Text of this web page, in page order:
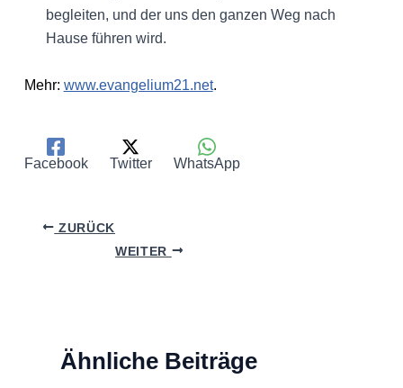
begleiten, und der uns den ganzen Weg nach
Hause führen wird.
Mehr: www.evangelium21.net.
Facebook Twitter WhatsApp
ZURÜCK
WEITER
Ähnliche Beiträge